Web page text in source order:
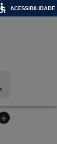
ACESSIBILIDADE